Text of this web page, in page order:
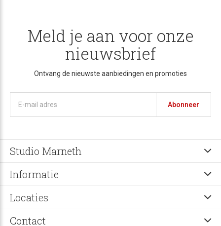
Meld je aan voor onze
nieuwsbrief
Ontvang de nieuwste aanbiedingen en promoties
Abonneer
Studio Marneth
Informatie
Locaties
Contact